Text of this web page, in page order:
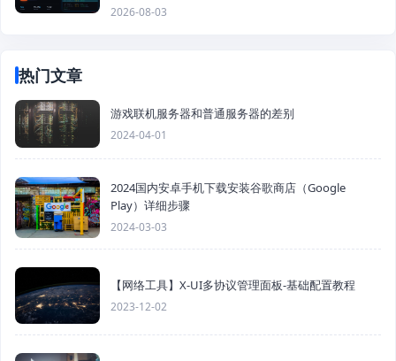
2026-08-03
热门文章
游戏联机服务器和普通服务器的差别
2024-04-01
2024国内安卓手机下载安装谷歌商店（Google
Play）详细步骤
2024-03-03
【网络工具】X-UI多协议管理面板-基础配置教程
2023-12-02